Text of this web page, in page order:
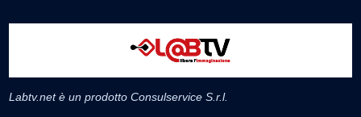
Labtv.net è un prodotto Consulservice S.r.l.